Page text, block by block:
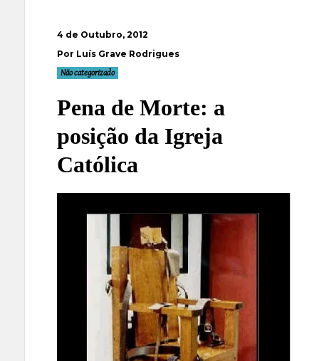
4 de Outubro, 2012
Por Luís Grave Rodrigues
Não categorizado
Pena de Morte: a
posição da Igreja
Católica